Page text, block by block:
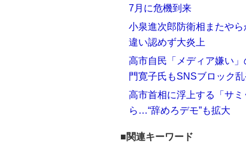
7月に危機到来
小泉進次郎防衛相またや
違い認めず大炎上
高市自民「メディア嫌い
門寛子氏もSNSブロック乱
高市首相に浮上する「サ
ら…“辞めろデモ”も拡大
■関連キーワード